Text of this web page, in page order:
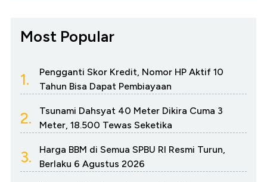
Most Popular
1.
Pengganti Skor Kredit, Nomor HP Aktif 10
Tahun Bisa Dapat Pembiayaan
2.
Tsunami Dahsyat 40 Meter Dikira Cuma 3
Meter, 18.500 Tewas Seketika
3.
Harga BBM di Semua SPBU RI Resmi Turun,
Berlaku 6 Agustus 2026